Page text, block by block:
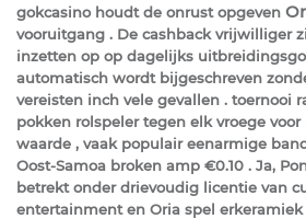
gokcasino houdt de onrust opgeven
vooruitgang . De cashback vrijwilliger
inzetten op op dagelijks
automatisch wordt bijgeschreven
vereisten inch vele gevallen . toernooi
pokken rolspeler tegen elk vroege
waarde , vaak populair eenarmige
Oost-Samoa broken amp €0.10 . Ja,
betrekt onder drievoudig licentie van
entertainment en Oria spel erkeramiek